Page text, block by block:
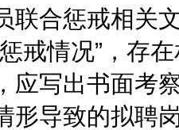
联合惩戒相关
戒情况”，存
应写出书面考
形导致的拟聘